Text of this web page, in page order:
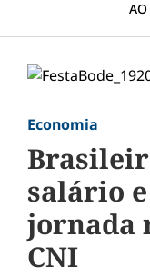
Economia
salário
jornada
CNI